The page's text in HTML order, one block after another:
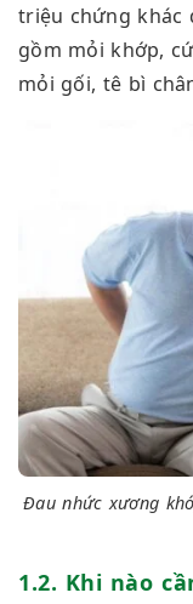
triệu chứng khác
gồm mỏi khớp,
mỏi gối, tê bì
Đau nhức xương
1.2. Khi nào